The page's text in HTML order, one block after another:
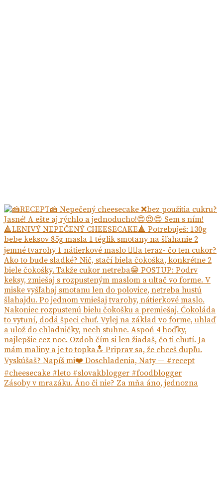
Zásoby v mrazáku. Áno či nie? Za mňa áno, jednozna